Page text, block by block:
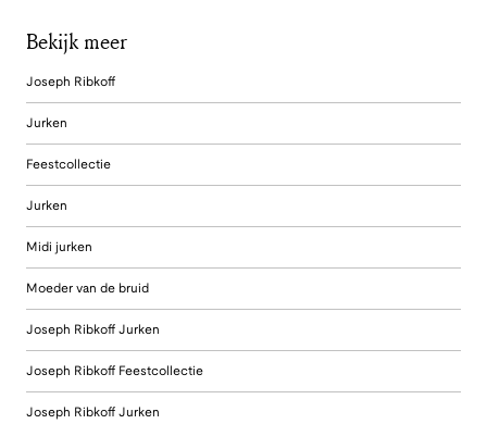
Bekijk meer
Joseph Ribkoff
Jurken
Feestcollectie
Jurken
Midi jurken
Moeder van de bruid
Joseph Ribkoff Jurken
Joseph Ribkoff Feestcollectie
Joseph Ribkoff Jurken